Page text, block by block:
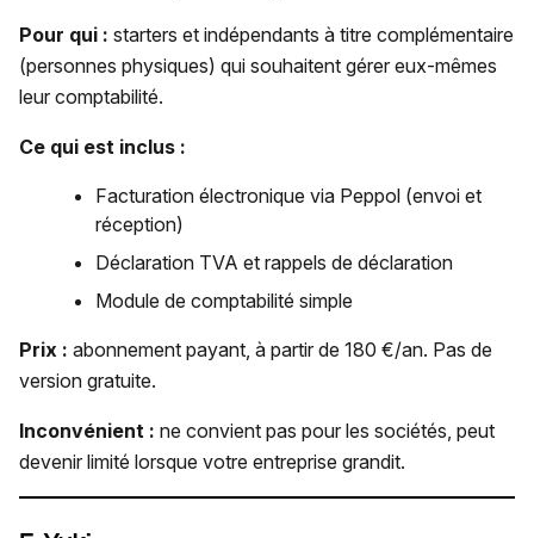
Pour qui : starters et indépendants à titre complémentaire
(personnes physiques) qui souhaitent gérer eux-mêmes
leur comptabilité.
Ce qui est inclus :
Facturation électronique via Peppol (envoi et
réception)
Déclaration TVA et rappels de déclaration
Module de comptabilité simple
Prix : abonnement payant, à partir de 180 €/an. Pas de
version gratuite.
Inconvénient : ne convient pas pour les sociétés, peut
devenir limité lorsque votre entreprise grandit.